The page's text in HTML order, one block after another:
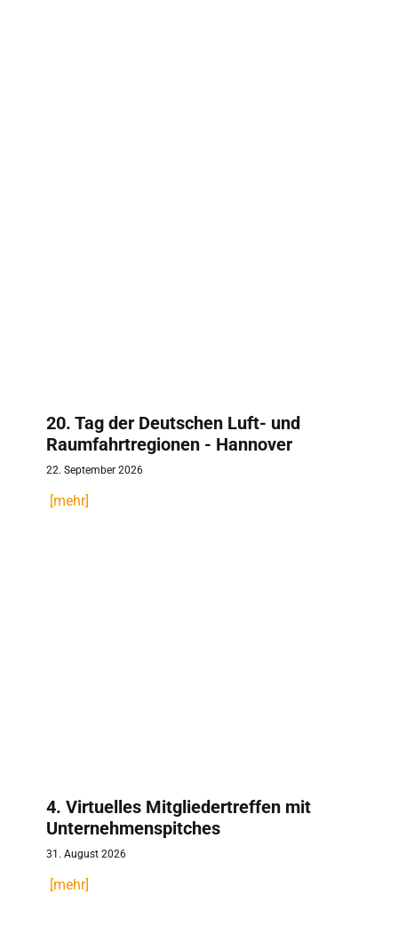
20. Tag der Deutschen Luft- und
Raumfahrtregionen - Hannover
22. September 2026
[mehr]
4. Virtuelles Mitgliedertreffen mit
Unternehmenspitches
31. August 2026
[mehr]